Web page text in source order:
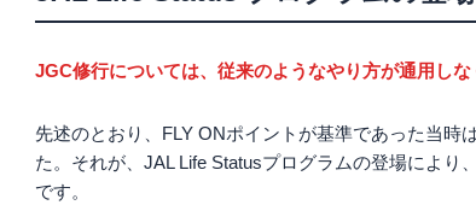
JGC修行については、従来のようなやり方が通用しな
先述のとおり、FLY ONポイントが基準であった当時
た。それが、JAL Life Statusプログラムの登場によ
です。